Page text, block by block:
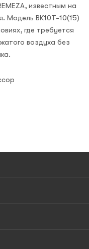
известным на
Модель ВК10Т-10(15)
где требуется
воздуха без